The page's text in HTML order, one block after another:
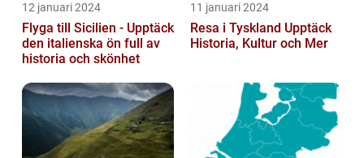
12 januari 2024
Flyga till Sicilien - Upptäck
den italienska ön full av
historia och skönhet
11 januari 2024
Resa i Tyskland Upptäck
Historia, Kultur och Mer